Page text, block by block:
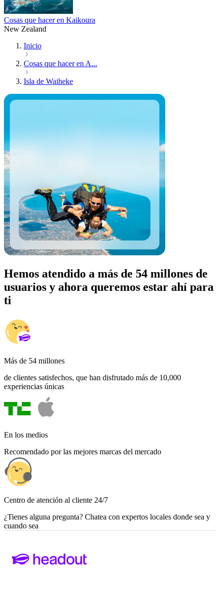
Cosas que hacer en Kaikoura
New Zealand
Inicio
Cosas que hacer en A...
Isla de Waiheke
Hemos atendido a más de 54 millones de
usuarios y ahora queremos estar ahí para
ti
Más de 54 millones
de clientes satisfechos, que han disfrutado más de 10,000
experiencias únicas
En los medios
Recomendado por las mejores marcas del mercado
Centro de atención al cliente 24/7
¿Tienes alguna pregunta? Chatea con expertos locales donde sea y
cuando sea